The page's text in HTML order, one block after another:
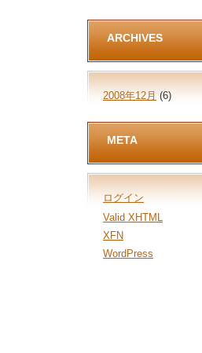
ARCHIVES
2008年12月 (6)
META
ログイン
Valid XHTML
XFN
WordPress